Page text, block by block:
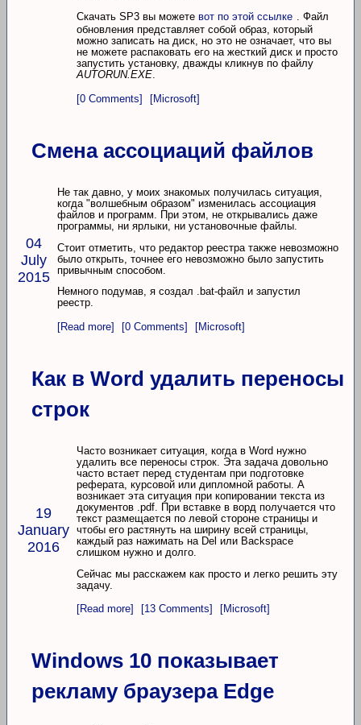
Скачать SP3 вы можете вот по этой ссылке . Файл
обновления представляет собой образ, который
можно записать на диск, но это не означает, что вы
не можете распаковать его на жесткий диск и просто
запустить установку, дважды кликнув по файлу
AUTORUN.EXE.
[0 Comments]
[Microsoft]
Смена ассоциаций файлов
04
July
2015
Не так давно, у моих знакомых получилась ситуация,
когда "волшебным образом" изменилась ассоциация
файлов и программ. При этом, не открывались даже
программы, ни ярлыки, ни установочные файлы.
Стоит отметить, что редактор реестра также невозможно
было открыть, точнее его невозможно было запустить
привычным способом.
Немного подумав, я создал .bat-файл и запустил
реестр.
[Read more]
[0 Comments] [Microsoft]
Как в Word удалить переносы
строк
19
January
2016
Часто возникает ситуация, когда в Word нужно
удалить все переносы строк. Эта задача довольно
часто встает перед студентам при подготовке
реферата, курсовой или дипломной работы. А
возникает эта ситуация при копировании текста из
документов .pdf. При вставке в ворд получается что
текст размещается по левой стороне страницы и
чтобы его растянуть на ширину всей страницы,
каждый раз нажимать на Del или Backspace
слишком нужно и долго.
Сейчас мы расскажем как просто и легко решить эту
задачу.
[Read more]
[13 Comments] [Microsoft]
Windows 10 показывает
рекламу браузера Edge